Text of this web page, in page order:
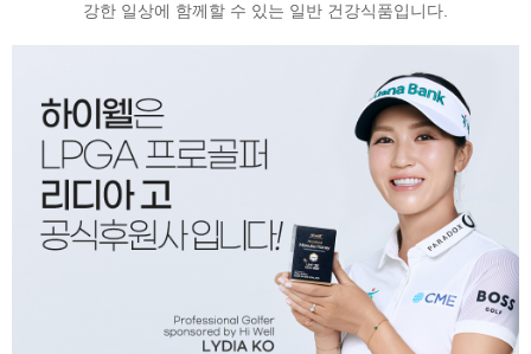
강한 일상에 함께할 수 있는 일반 건강식품입니다.